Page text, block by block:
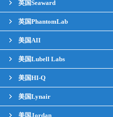
英国Seaward
英国PhantomLab
美国AII
美国Lubell Labs
美国HI-Q
美国Lynair
美国Jordan